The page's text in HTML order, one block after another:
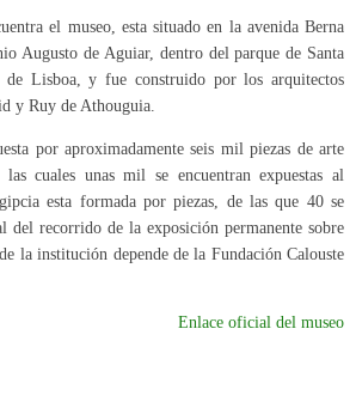
el museo, esta situado en la avenida Berna
Augusto de Aguiar, dentro del parque de Santa
de Lisboa, y fue construido por los arquitectos
y Ruy de Athouguia.
por aproximadamente seis mil piezas de arte
cuales unas mil se encuentran expuestas al
esta formada por piezas, de las que 40 se
del recorrido de la exposición permanente sobre
la institución depende de la Fundación Calouste
Enlace oficial del museo